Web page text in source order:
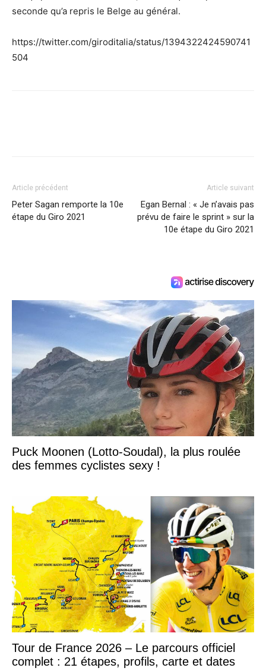
seconde qu’a repris le Belge au général.
https://twitter.com/giroditalia/status/1394322424590741
504
Article précédent
Peter Sagan remporte la 10e
étape du Giro 2021
Article suivant
Egan Bernal : « Je n’avais pas
prévu de faire le sprint » sur la
10e étape du Giro 2021
Puck Moonen (Lotto-Soudal), la plus roulée
des femmes cyclistes sexy !
Tour de France 2026 – Le parcours officiel
complet : 21 étapes, profils, carte et dates